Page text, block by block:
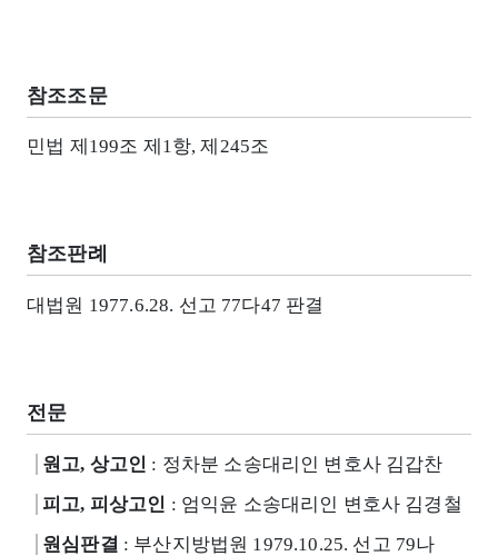
참조조문
민법 제199조 제1항, 제245조
참조판례
대법원 1977.6.28. 선고 77다47 판결
전문
원고, 상고인 : 정차분 소송대리인 변호사 김갑찬
피고, 피상고인 : 엄익윤 소송대리인 변호사 김경철
원심판결 : 부산지방법원 1979.10.25. 선고 79나